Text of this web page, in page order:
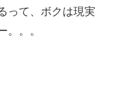
って、ボクは現実
。。。